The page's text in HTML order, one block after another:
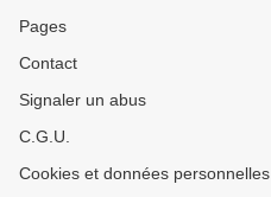
Pages
Contact
Signaler un abus
C.G.U.
Cookies et données personnelles